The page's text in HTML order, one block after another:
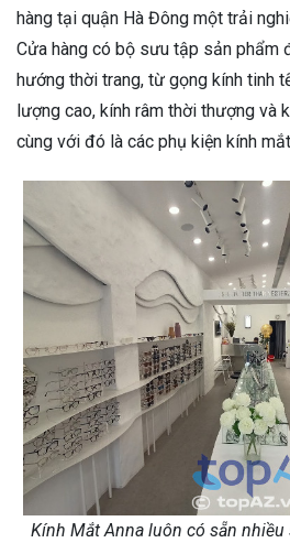
hàng tại quận Hà Đông một trải
Cửa hàng có bộ sưu tập sản phẩm
hướng thời trang, từ gọng kính tinh
lượng cao, kính râm thời thượng và
cùng với đó là các phụ kiện kính
Kính Mắt Anna luôn có sẵn